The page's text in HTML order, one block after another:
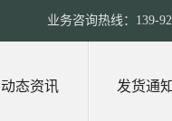
业务咨询热线：139-
动态资讯 发货通知